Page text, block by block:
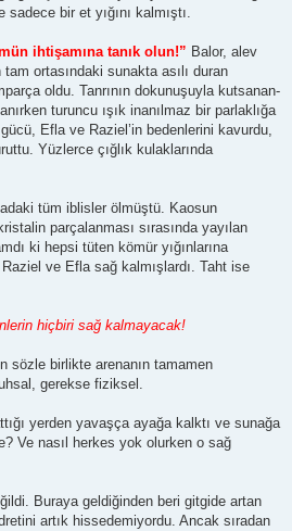
bir et yığını kalmıştı.
ihtişamına tanık olun!” Balor, alev
tam ortasındaki sunakta asılı duran
oldu. Tanrının dokunuşuyla kutsanan-
turuncu ışık inanılmaz bir parlaklığa
Efla ve Raziel’in bedenlerini kavurdu,
Yüzlerce çığlık kulaklarında
tüm iblisler ölmüştü. Kaosun
parçalanması sırasında yayılan
ki hepsi tüten kömür yığınlarına
ve Efla sağ kalmışlardı. Taht ise
hiçbiri sağ kalmayacak!
sözle birlikte arenanın tamamen
gerekse fiziksel.
yerden yavaşça ayağa kalktı ve sunağa
Ve nasıl herkes yok olurken o sağ
Buraya geldiğinden beri gitgide artan
artık hissedemiyordu. Ancak sıradan